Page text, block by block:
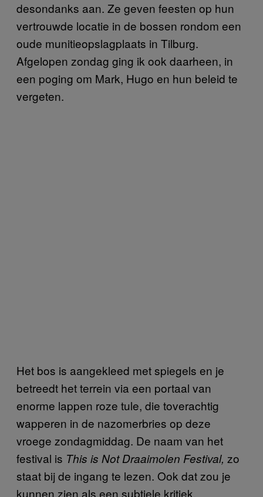
desondanks aan. Ze geven feesten op hun
vertrouwde locatie in de bossen rondom een
oude munitieopslagplaats in Tilburg.
Afgelopen zondag ging ik ook daarheen, in
een poging om Mark, Hugo en hun beleid te
vergeten.
Het bos is aangekleed met spiegels en je
betreedt het terrein via een portaal van
enorme lappen roze tule, die toverachtig
wapperen in de nazomerbries op deze
vroege zondagmiddag. De naam van het
festival is This is Not Draaimolen Festival, zo
staat bij de ingang te lezen. Ook dat zou je
kunnen zien als een subtiele kritiek.